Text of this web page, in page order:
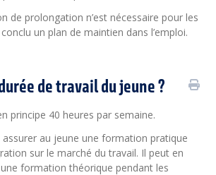
de prolongation n’est nécessaire pour les
un plan de maintien dans l’emploi.
de travail du jeune ?
principe 40 heures par semaine.
au jeune une formation pratique
sur le marché du travail. Il peut en
formation théorique pendant les